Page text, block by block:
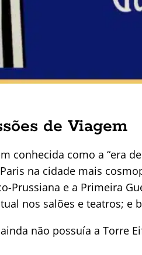
de Viagem
conhecida como a “era
na cidade mais
Prussiana e a Primeira
nos salões e teatros; e
não possuía a Torre